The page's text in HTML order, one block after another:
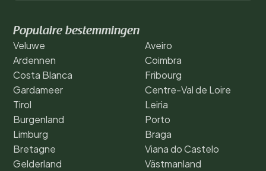
Populaire bestemmingen
Veluwe
Ardennen
Costa Blanca
Gardameer
Tirol
Burgenland
Limburg
Bretagne
Gelderland
Aveiro
Coimbra
Fribourg
Centre-Val de Loire
Leiria
Porto
Braga
Viana do Castelo
Västmanland